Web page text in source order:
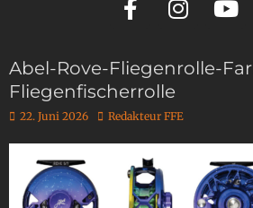
Abel-Rove-Fliegenrolle-
Fliegenfischerrolle
22. Juni 2026 Redakteur FFE